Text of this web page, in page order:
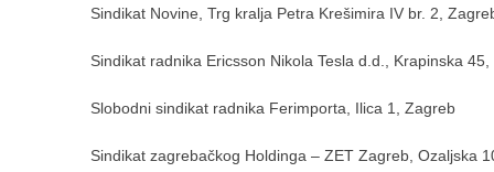
Sindikat Novine, Trg kralja Petra Krešimira IV br. 2,
Sindikat radnika Ericsson Nikola Tesla d.d., Krapinska
Slobodni sindikat radnika Ferimporta, Ilica 1, Zagreb
Sindikat zagrebačkog Holdinga – ZET Zagreb, Ozaljska